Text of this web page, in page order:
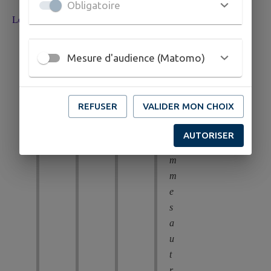
Les carrières
e
s
h
o
m
m
e
s
a
u
t
Obligatoire
Mesure d'audience (Matomo)
REFUSER VALIDER MON CHOIX
AUTORISER